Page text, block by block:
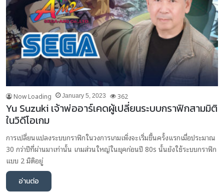
Now Loading January 5, 2023 362
Yu Suzuki เจ้าพ่ออาร์เคดผู้เปลี่ยนระบบกราฟิกสามมิติ
ในวิดีโอเกม
การเปลี่ยนแปลงระบบกราฟิกในวงการเกมเพิ่งจะเริ่มขึ้นครั้งแรกเมื่อประมาณ
30 กว่าปีที่ผ่านมาเท่านั้น เกมส่วนใหญ่ในยุคก่อนปี 80s นั้นยังใช้ระบบกราฟิก
แบบ 2 มิติอยู่
อ่านต่อ